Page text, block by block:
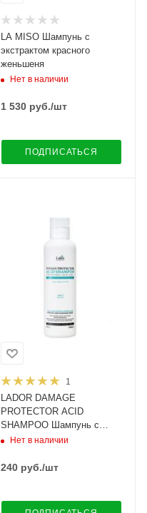
LA MISO Шампунь с
экстрактом красного
женьшеня
Нет в наличии
1 530руб./шт
ПОДПИСАТЬСЯ
1
LADOR DAMAGE
PROTECTOR ACID
SHAMPOO Шампунь с
аргановым маслом и
Нет в наличии
240руб./шт